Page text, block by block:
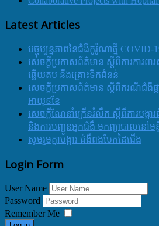
Latest Articles
បច្ចុប្បន្នភាពនៃជំងឺកូរ៉ូណាថ្មី COVID-
សេចក្តីប្រកាសព័ត៌មាន ស្តីពីការការពា
ឆ្លើយតប នឹងគ្រោះទឹកជំនន់
សេចក្តីប្រកាសព័ត៌មាន ស្តីពីករណីជំងឺផ្
អាយុ៩ខែ
សេចក្ដីណែនាំក្រើនរំលឹក ស្ដីពីការបង្កា
និងការបញ្ជូនអ្នកជំងឺ មកព្យាបាលនៅមន្
សូមរួមគ្នាបង្ការ ជំងឺពងបែកដៃជើង
Login Form
User Name
Password
Remember Me